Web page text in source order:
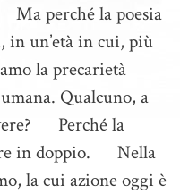
perché la poesia
un’età in cui, più
la precarietà
Qualcuno, a
Perché la
in doppio. Nella
la cui azione oggi è